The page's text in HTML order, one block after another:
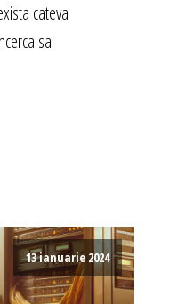
cateva
sa
13 ianuarie 2024